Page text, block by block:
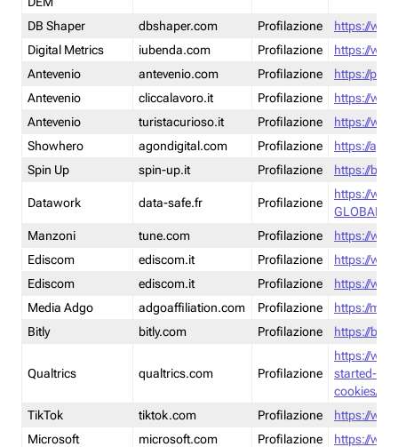
DB Shaper
dbshaper.com Profilazione
https://
Digital Metrics
iubenda.com Profilazione
https://
Antevenio
antevenio.com Profilazione
https://
Antevenio
cliccalavoro.it Profilazione
https://
Antevenio
turistacurioso.it Profilazione
https://
Showhero
agondigital.com Profilazione
https://
Spin Up
spin-up.it Profilazione https://
Datawork data-safe.fr Profilazione
https://
GLOBAL-
Manzoni
tune.com Profilazione
https://
Ediscom
ediscom.it Profilazione
https://
Ediscom
ediscom.it Profilazione
https://
Media Adgo
adgoaffiliation.com Profilazione
https://
Bitly
bitly.com Profilazione https://
Qualtrics qualtrics.com Profilazione
https://
started-
cookies/
TikTok
tiktok.com Profilazione
https://
Microsoft
microsoft.com Profilazione
https://